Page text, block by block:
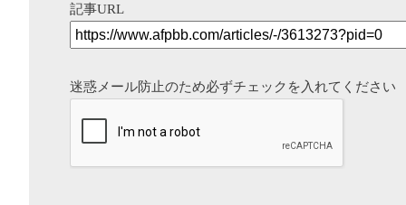
記事URL
迷惑メール防止のため必ずチェックを入れてください